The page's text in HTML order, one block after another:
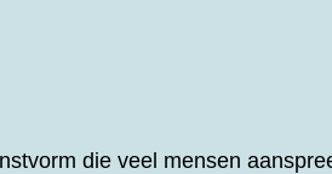
die veel mensen